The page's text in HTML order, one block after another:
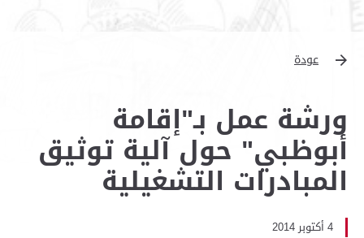
عودة
ورشة عمل بـ"إقامة
أبوظبي" حول آلية توثيق
المبادرات التشغيلية
4 أكتوبر 2014